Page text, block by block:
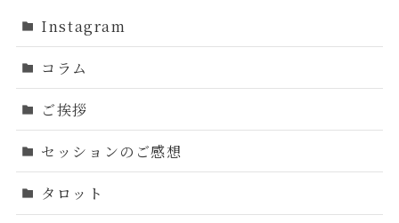
Instagram
コラム
ご挨拶
セッションのご感想
タロット